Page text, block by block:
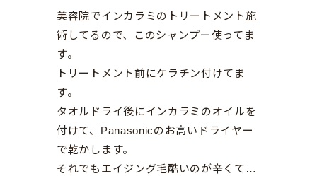
美容院でインカラミのトリートメント施
術してるので、このシャンプー使ってま
す。
トリートメント前にケラチン付けてま
す。
タオルドライ後にインカラミのオイルを
付けて、Panasonicのお高いドライヤー
で乾かします。
それでもエイジング毛酷いのが辛くて…